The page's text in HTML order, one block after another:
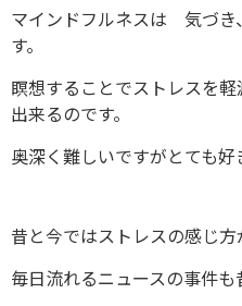
マインドフルネスは 気づき
す。
瞑想することでストレスを
出来るのです。
奥深く難しいですがとても好
昔と今ではストレスの感じ方
毎日流れるニュースの事件